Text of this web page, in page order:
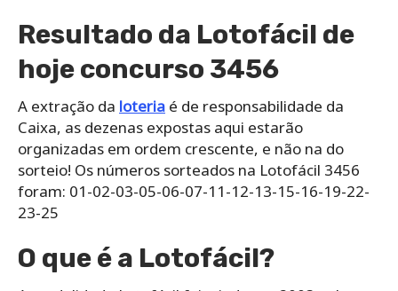
Resultado da Lotofácil de
hoje concurso 3456
A extração da loteria é de responsabilidade da
Caixa, as dezenas expostas aqui estarão
organizadas em ordem crescente, e não na do
sorteio! Os números sorteados na Lotofácil 3456
foram: 01-02-03-05-06-07-11-12-13-15-16-19-22-
23-25
O que é a Lotofácil?